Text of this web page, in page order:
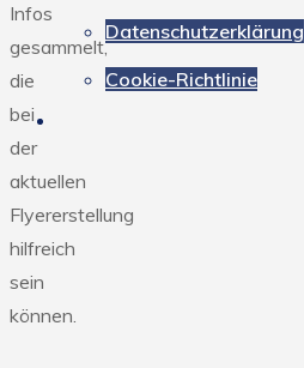
Datenschutzerklärung
Cookie-Richtlinie
Infos
gesammelt,
die
bei
der
aktuellen
Flyererstellung
hilfreich
sein
können.